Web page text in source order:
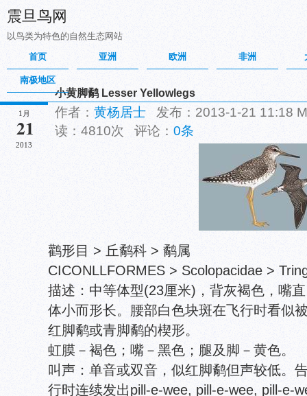
震旦鸟网
以鸟类为特色的自然生态网站
首页
亚洲 欧洲 非洲
南极地区
1月
21
2013
小黄脚鹬 Lesser Yellowlegs
作者： 黄杨居士 发布：2013-1-21 11:18
读：4810次 评论： 0条
鹳形目 > 丘鹬科 > 鹬属
CICONLLFORMES > Scolopacidae >
描述：中等体型(23厘米)，背灰褐色，嘴
体小而形长。腰部白色块斑在飞行时看似
红脚鹬或青脚鹬的楔形。
虹膜－褐色；嘴－黑色；腿及脚－黄色。
叫声：单音或双音，似红脚鹬但声较低。
行时连续发出pill-e-wee, pill-e-wee, pill-e-